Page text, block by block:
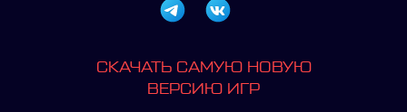
СКАЧАТЬ САМУЮ НОВУЮ
ВЕРСИЮ ИГР